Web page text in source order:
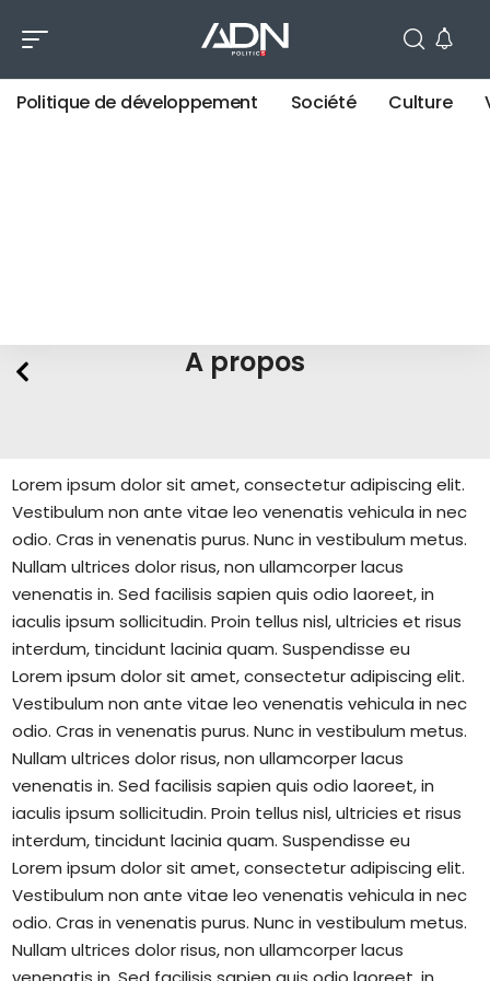
Politique de développement Société Culture
A propos
Lorem ipsum dolor sit amet, consectetur adipiscing elit.
Vestibulum non ante vitae leo venenatis vehicula in nec
odio. Cras in venenatis purus. Nunc in vestibulum metus.
Nullam ultrices dolor risus, non ullamcorper lacus
venenatis in. Sed facilisis sapien quis odio laoreet, in
iaculis ipsum sollicitudin. Proin tellus nisl, ultricies et risus
interdum, tincidunt lacinia quam. Suspendisse eu
Lorem ipsum dolor sit amet, consectetur adipiscing elit.
Vestibulum non ante vitae leo venenatis vehicula in nec
odio. Cras in venenatis purus. Nunc in vestibulum metus.
Nullam ultrices dolor risus, non ullamcorper lacus
venenatis in. Sed facilisis sapien quis odio laoreet, in
iaculis ipsum sollicitudin. Proin tellus nisl, ultricies et risus
interdum, tincidunt lacinia quam. Suspendisse eu
Lorem ipsum dolor sit amet, consectetur adipiscing elit.
Vestibulum non ante vitae leo venenatis vehicula in nec
odio. Cras in venenatis purus. Nunc in vestibulum metus.
Nullam ultrices dolor risus, non ullamcorper lacus